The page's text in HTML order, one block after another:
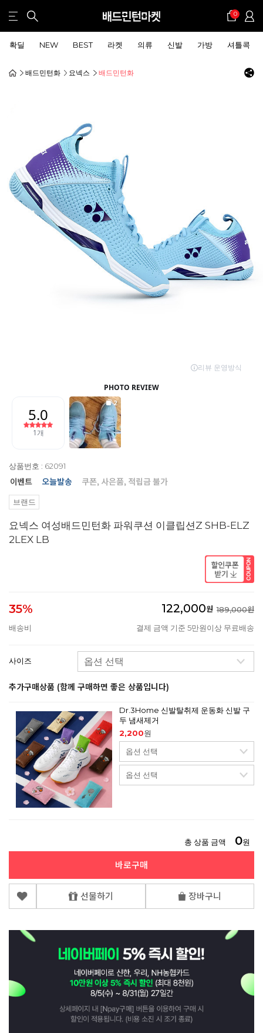
0
확딜 NEW BEST 라켓 의류 신발 가방 셔틀콕
배드민턴화 요넥스 배드민턴화
상품번호 : 62091
브랜드
요넥스 여성배드민턴화 파워쿠션 이클립션Z SHB-ELZ
2LEX LB
35% 122,000원 189,000원
배송비
결제 금액 기준 5만원이상 무료배송
사이즈
추가구매상품 (함께 구매하면 좋은 상품입니다)
Dr.3Home 신발탈취제 운동화 신발 구
두 냄새제거
2,200원
총 상품 금액 0원
바로구매
선물하기 장바구니